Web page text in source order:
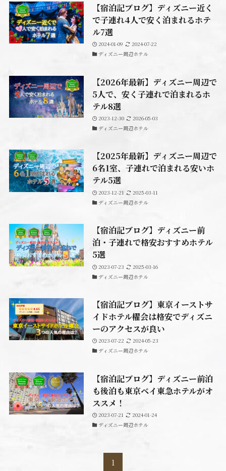
【宿泊記ブログ】ディズニー近く
で子連れ4人で安く泊まれるホテ
ル7選
2024-01-09
2024-07-22
ディズニー周辺ホテル
【2026年最新】ディズニー周辺で
5人で、安く子連れで泊まれるホ
テル8選
2023-12-30
2026-05-03
ディズニー周辺ホテル
【2025年最新】ディズニー周辺で
6名1室、子連れで泊まれる安いホ
テル5選
2023-12-21
2025-03-11
ディズニー周辺ホテル
【宿泊記ブログ】ディズニー前
泊・子連れで格安おすすめホテル
5選
2023-07-23
2025-03-16
ディズニー周辺ホテル
【宿泊記ブログ】東京イーストサ
イドホテル櫂会は格安でディズニ
ーのアクセスが良い
2023-07-22
2024-05-23
ディズニー周辺ホテル
【宿泊記ブログ】ディズニー前泊
も後泊も東京ベイ東急ホテルがオ
ススメ！
2023-07-21
2024-01-24
ディズニー周辺ホテル
1